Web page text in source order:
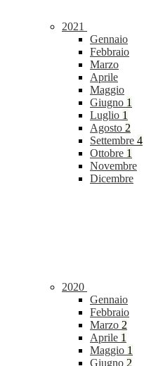
2021
Gennaio
Febbraio
Marzo
Aprile
Maggio
Giugno 1
Luglio 1
Agosto 2
Settembre 4
Ottobre 1
Novembre
Dicembre
2020
Gennaio
Febbraio
Marzo 2
Aprile 1
Maggio 1
Giugno 2